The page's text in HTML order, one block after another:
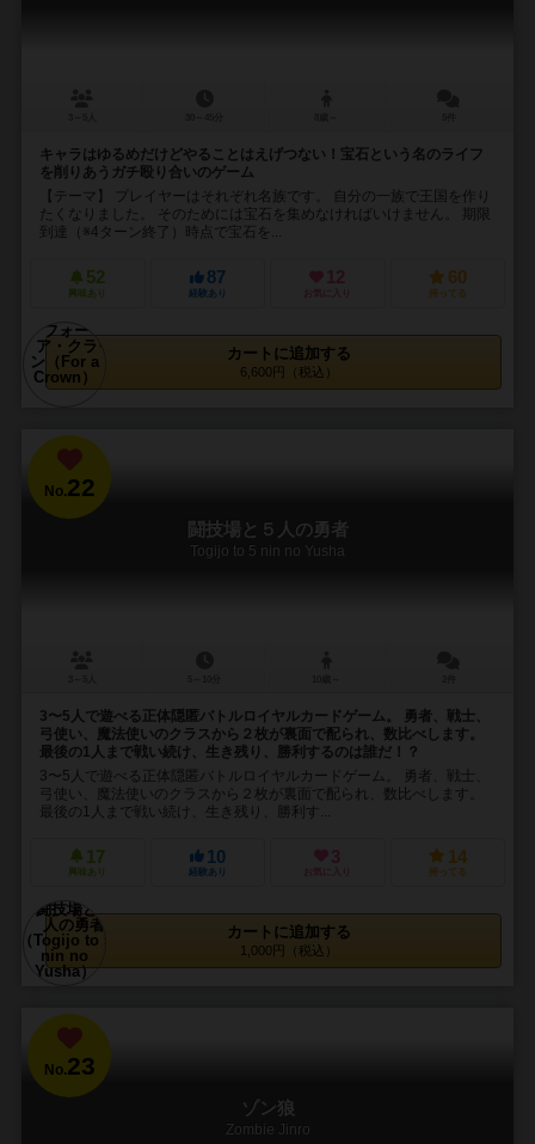
キャラはゆるめだけどやることはえげつない！宝石という名のライフ
を削りあうガチ殴り合いのゲーム
【テーマ】 プレイヤーはそれぞれ名族です。 自分の一族で王国を作り
たくなりました。 そのためには宝石を集めなければいけません。 期限
到達（※4ターン終了）時点で宝石を...
52
興味あり
87
経験あり
12
お気に入り
60
持ってる
カートに追加する
6,600円（税込）
No.22
闘技場と５人の勇者
Togijo to 5 nin no Yusha
3〜5人で遊べる正体隠匿バトルロイヤルカードゲーム。 勇者、戦士、
弓使い、魔法使いのクラスから２枚が裏面で配られ、数比べします。
最後の1人まで戦い続け、生き残り、勝利するのは誰だ！？
3〜5人で遊べる正体隠匿バトルロイヤルカードゲーム。 勇者、戦士、
弓使い、魔法使いのクラスから２枚が裏面で配られ、数比べします。
最後の1人まで戦い続け、生き残り、勝利す...
17
興味あり
10
経験あり
3
お気に入り
14
持ってる
カートに追加する
1,000円（税込）
No.23
ゾン狼
Zombie Jinro